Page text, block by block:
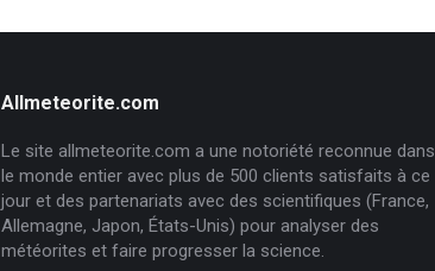
Allmeteorite.com
Le site allmeteorite.com a une notoriété reconnue dans
le monde entier avec plus de 500 clients satisfaits à ce
jour et des partenariats avec des scientifiques (France,
Allemagne, Japon, États-Unis) pour analyser des
météorites et faire progresser la science.